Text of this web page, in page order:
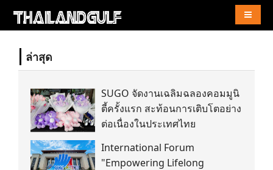
ล่าสุด
SUGO จัดงานเฉลิมฉลองคอมมูนิ
ตี้ครั้งแรก สะท้อนการเติบโตอย่าง
ต่อเนื่องในประเทศไทย
International Forum
"Empowering Lifelong